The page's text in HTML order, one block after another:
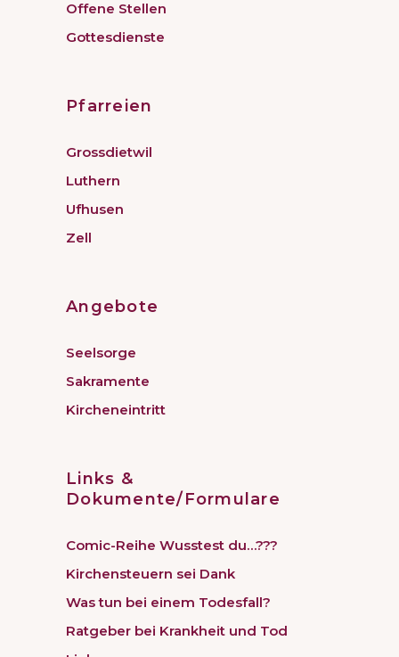
Offene Stellen
Gottesdienste
Pfarreien
Grossdietwil
Luthern
Ufhusen
Zell
Angebote
Seelsorge
Sakramente
Kircheneintritt
Links &
Dokumente/Formulare
Comic-Reihe Wusstest du…???
Kirchensteuern sei Dank
Was tun bei einem Todesfall?
Ratgeber bei Krankheit und Tod